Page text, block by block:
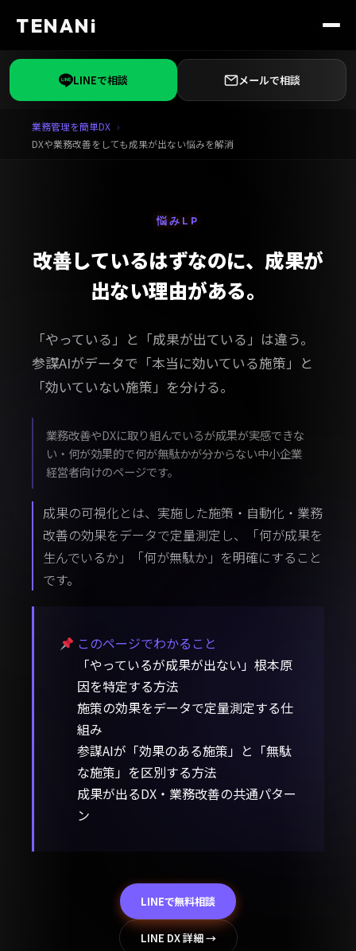
TENANi
LINEで相談 メールで相談
業務管理を簡単DX
DXや業務改善をしても成果が出ない悩みを解消
悩みLP
改善しているはずなのに、成果が
出ない理由がある。
「やっている」と「成果が出ている」は違う。
参謀AIがデータで「本当に効いている施策」と
「効いていない施策」を分ける。
業務改善やDXに取り組んでいるが成果が実感できな
い・何が効果的で何が無駄かが分からない中小企業
経営者向けのページです。
成果の可視化とは、実施した施策・自動化・業務
改善の効果をデータで定量測定し、「何が成果を
生んでいるか」「何が無駄か」を明確にすること
です。
このページでわかること
「やっているが成果が出ない」根本原
因を特定する方法
施策の効果をデータで定量測定する仕
組み
参謀AIが「効果のある施策」と「無駄
な施策」を区別する方法
成果が出るDX・業務改善の共通パター
ン
LINEで無料相談
LINE DX 詳細 →